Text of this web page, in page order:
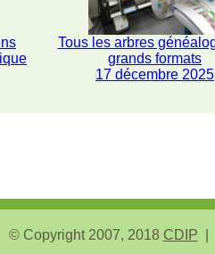
Tous les arbres
grands formats
17 décembre 2025
© Copyright 2007, 2018 CDIP